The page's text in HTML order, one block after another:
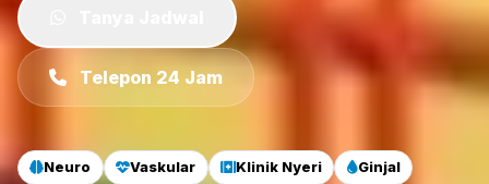
Telepon 24 Jam
Neuro Vaskular Klinik Nyeri Ginjal